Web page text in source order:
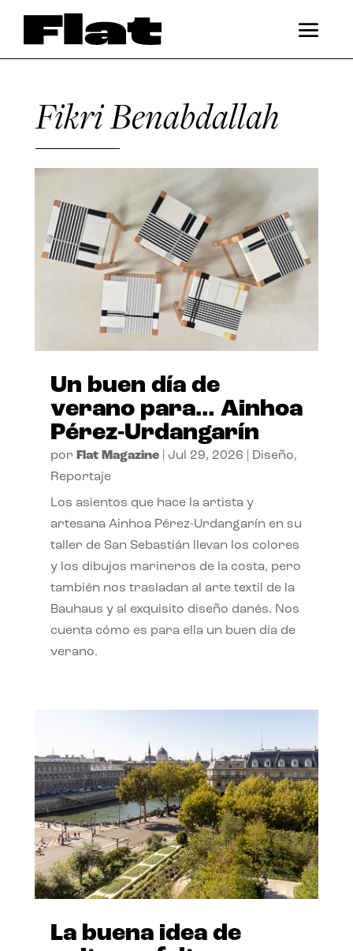
Fikri Benabdallah
Un buen día de
verano para… Ainhoa
Pérez-Urdangarín
por Flat Magazine| Jul 29, 2026 Diseño,
Reportaje
Los asientos que hace la artista y
artesana Ainhoa Pérez-Urdangarín en su
taller de San Sebastián llevan los colores
y los dibujos marineros de la costa, pero
también nos trasladan al arte textil de la
Bauhaus y al exquisito diseño danés. Nos
cuenta cómo es para ella un buen día de
verano.
La buena idea de